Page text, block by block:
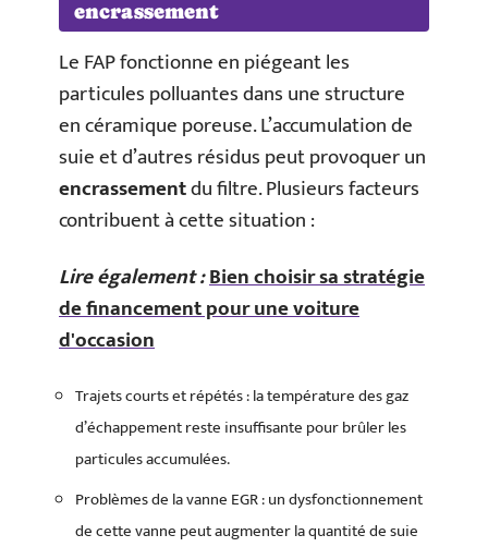
encrassement
Le FAP fonctionne en piégeant les
particules polluantes dans une structure
en céramique poreuse. L’accumulation de
suie et d’autres résidus peut provoquer un
encrassementdu filtre. Plusieurs facteurs
contribuent à cette situation :
Lire également :Bien choisir sa stratégie
de financement pour une voiture
d'occasion
Trajets courts et répétés : la température des gaz
d’échappement reste insuffisante pour brûler les
particules accumulées.
Problèmes de la vanne EGR : un dysfonctionnement
de cette vanne peut augmenter la quantité de suie